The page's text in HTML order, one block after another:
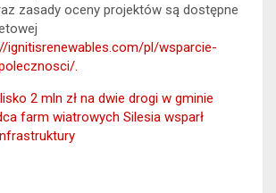
zasady oceny projektów są dostępne
ignitisrenewables.com/pl/wsparcie-
.
2 mln zł na dwie drogi w gminie
farm wiatrowych Silesia wsparł